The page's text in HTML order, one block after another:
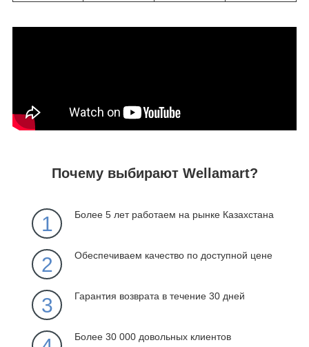
Почему выбирают Wellamart?
1 Более 5 лет работаем на рынке Казахстана
2 Обеспечиваем качество по доступной цене
3 Гарантия возврата в течение 30 дней
Более 30 000 довольных клиентов